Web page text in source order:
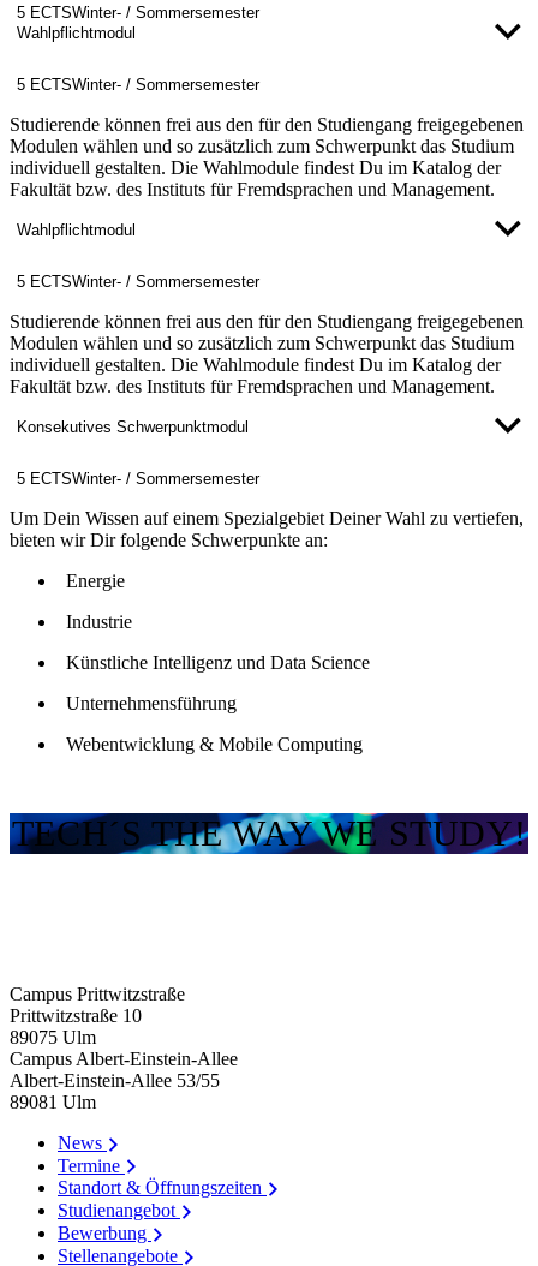
5 ECTSWinter- / Sommersemester
Wahlpflichtmodul
5 ECTSWinter- / Sommersemester
Studierende können frei aus den für den Studiengang freigegebenen
Modulen wählen und so zusätzlich zum Schwerpunkt das Studium
individuell gestalten. Die Wahlmodule findest Du im Katalog der
Fakultät bzw. des Instituts für Fremdsprachen und Management.
Wahlpflichtmodul
5 ECTSWinter- / Sommersemester
Studierende können frei aus den für den Studiengang freigegebenen
Modulen wählen und so zusätzlich zum Schwerpunkt das Studium
individuell gestalten. Die Wahlmodule findest Du im Katalog der
Fakultät bzw. des Instituts für Fremdsprachen und Management.
Konsekutives Schwerpunktmodul
5 ECTSWinter- / Sommersemester
Um Dein Wissen auf einem Spezialgebiet Deiner Wahl zu vertiefen,
bieten wir Dir folgende Schwerpunkte an:
Energie
Industrie
Künstliche Intelligenz und Data Science
Unternehmensführung
Webentwicklung & Mobile Computing
TECH´S THE WAY WE STUDY!
Campus Prittwitzstraße
Prittwitzstraße 10
89075 Ulm
Campus Albert-Einstein-Allee
Albert-Einstein-Allee 53/​55
89081 Ulm
News
Termine
Standort & Öffnungszeiten
Studienangebot
Bewerbung
Stellenangebote